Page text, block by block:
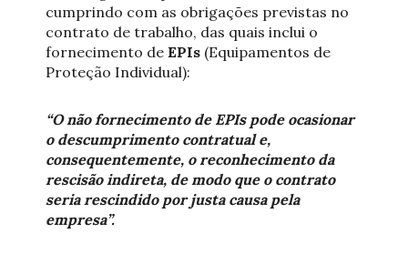
cumprindo com as obrigações previstas no
contrato de trabalho, das quais inclui o
fornecimento de EPIs (Equipamentos de
Proteção Individual):
“O não fornecimento de EPIs pode ocasionar
o descumprimento contratual e,
consequentemente, o reconhecimento da
rescisão indireta, de modo que o contrato
seria rescindido por justa causa pela
empresa”.